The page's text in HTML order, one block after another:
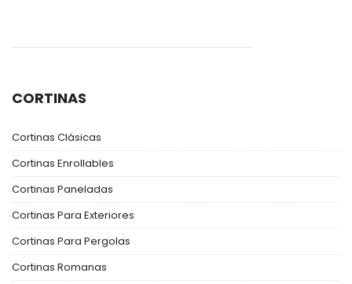
CORTINAS
Cortinas Clásicas
Cortinas Enrollables
Cortinas Paneladas
Cortinas Para Exteriores
Cortinas Para Pergolas
Cortinas Romanas